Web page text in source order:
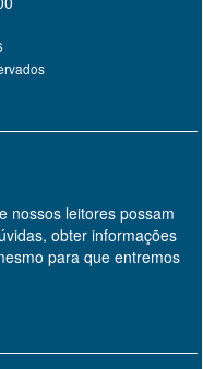
nossos leitores possam
obter informações
para que entremos